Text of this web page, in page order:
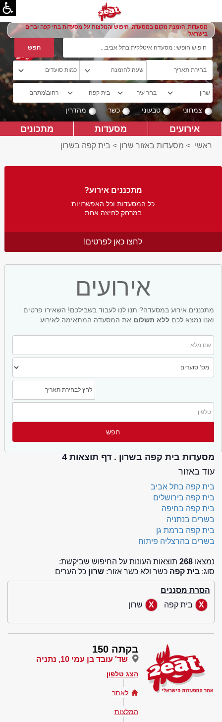
מסעדות, הזמנת מקום במסעדה, חיפוש והמלצות על מסעדות בתי קפה וברים
בישראל
צמחוני טבעוני כשר מהדרין
אירועים מסעדות מתכונים
ראשי > מסעדות באזור שרון > בית קפה בשרון
מתכננים אירוע?
כל המסעדות וכל האפשרויות
במרחק לחיצה אחת
לחצו כאן לפרטים!
אירועים
מתכננים אירוע במסעדה? תנו לנו לעבוד בשבילכם! השאירו פרטים
ואנו נמצא לכם ללא תשלום את המסעדה המתאימה לאירוע.
מסעדות בית קפה בשרון . דף תוצאות 4
עוד באזור
בית קפה בתל אביב
בית קפה בירושלים
בית קפה בחיפה
בשרים בנתניה
בית קפה ברמת גן
בשרים בהרצליה פיתוח
נמצאו 268 תוצאות העונות על החיפוש שביקשת:
סוג: בית קפה כשר ולא כשר אזור: שרון כל הערים
הסרת מסננים
בית קפה
שרון
בקתה 150
שד' עובד בן עמי 10, נתניה
הצג טלפון
לאתר
המלצות